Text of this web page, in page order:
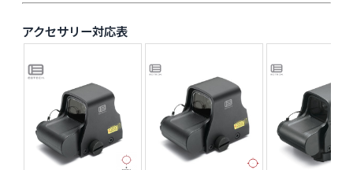
アクセサリー対応表